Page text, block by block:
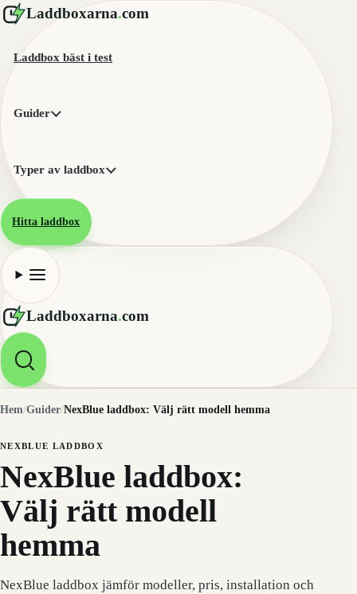
Laddboxarna.com
Laddbox bäst i test
Guider
Typer av laddbox
Hitta laddbox
Laddboxarna.com
Hem/Guider/NexBlue laddbox: Välj rätt modell hemma
NEXBLUE LADDBOX
NexBlue laddbox:
Välj rätt modell
hemma
NexBlue laddbox jämför modeller, pris, installation och